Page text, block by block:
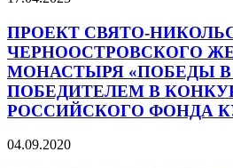
ПРОЕКТ СВЯТО-
ЧЕРНООСТРОВСКОГО
МОНАСТЫРЯ «ПОБЕДЫ
ПОБЕДИТЕЛЕМ В
РОССИЙСКОГО ФОНДА
04.09.2020